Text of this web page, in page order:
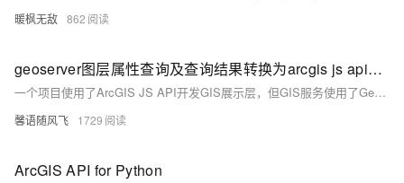
暖枫无敌 862
geoserver图层属性查询及查询结果转换为arcgis js api能使用的格式
一个项目使用了ArcGIS JS API开发GIS展示层，但GIS服务使用了Geoserver，这时加载Geoserver数据和查询数据就和之前完全不一样了，以下介绍下我使用ArcGIS JS API+Geoserver开发过程中解决Geoserver图层属性查询的一个方案。
馨语随风飞 1729
ArcGIS API for Python